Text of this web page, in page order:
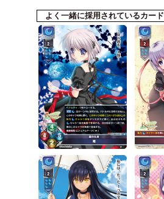
よく一緒に採用されているカード